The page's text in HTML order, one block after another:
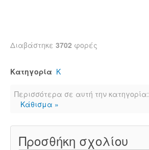
Διαβάστηκε 3702 φορές
Κατηγορία Κ
Περισσότερα σε αυτή την κατηγορία:
Κάθισμα »
Προσθήκη σχολίου